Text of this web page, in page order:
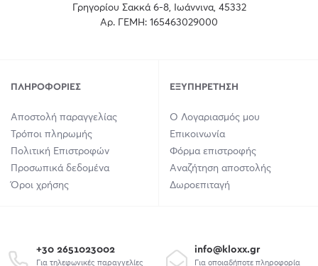
Γρηγορίου Σακκά 6-8, Ιωάννινα, 45332
Αρ. ΓΕΜΗ: 165463029000
ΠΛΗΡΟΦΟΡΊΕΣ
Αποστολή παραγγελίας
Τρόποι πληρωμής
Πολιτική Επιστροφών
Προσωπικά δεδομένα
Όροι χρήσης
ΕΞΥΠΗΡΈΤΗΣΗ
Ο Λογαριασμός μου
Επικοινωνία
Φόρμα επιστροφής
Αναζήτηση αποστολής
Δωροεπιταγή
+30 2651023002
Για τηλεφωνικές παραγγελίες
info@kloxx.gr
Για οποιαδήποτε πληροφορία